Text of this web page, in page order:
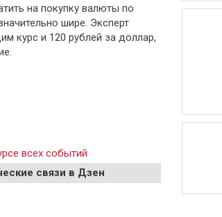
на покупку валюты по
шире. Эксперт
курс и 120 рублей за доллар,
всех событий
связи в Дзен